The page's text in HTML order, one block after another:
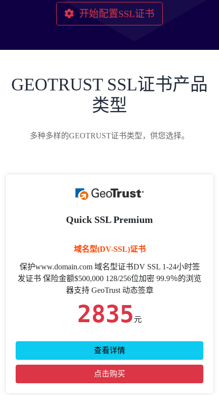
开始配置SSL证书
GEOTRUST SSL证书产品
类型
多种多样的GEOTRUST证书类型，供您选择。
Quick SSL Premium
域名型(DV-SSL)证书
保护www.domain.com 域名型证书DV SSL 1-24小时签
发证书 保险金额$500,000 128/256位加密 99.9％的浏览
器支持 GeoTrust 动态签章
2835 元
查看详情
点击购买